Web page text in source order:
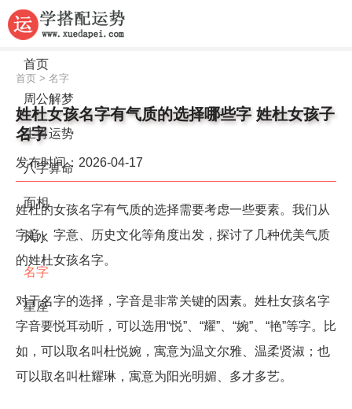
首页
周公解梦
生肖运势
八字算命
面相
风水
名字
星座
首页 > 名字
姓杜女孩名字有气质的选择哪些字 姓杜女孩子
名字
发布时间：2026-04-17
姓杜的女孩名字有气质的选择需要考虑一些要素。我们从
字音、字意、历史文化等角度出发，探讨了几种优美气质
的姓杜女孩名字。
对于名字的选择，字音是非常关键的因素。姓杜女孩名字
字音要悦耳动听，可以选用“悦”、“耀”、“婉”、“艳”等字。比
如，可以取名叫杜悦婉，寓意为温文尔雅、温柔贤淑；也
可以取名叫杜耀琳，寓意为阳光明媚、多才多艺。